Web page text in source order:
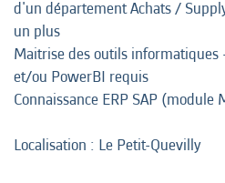
d'un département Achats /
un plus
Maitrise des outils informatiques
et/ou PowerBI requis
Connaissance ERP SAP
Localisation : Le Petit-Quevilly